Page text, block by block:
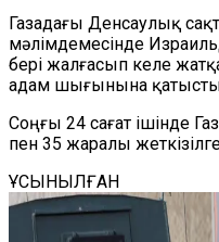
Газадағы Денсаулық
мәлімдемесінде
бері жалғасып келе
адам шығынына
Соңғы 24 сағат ішінде
пен 35 жаралы
ҰСЫНЫЛҒАН